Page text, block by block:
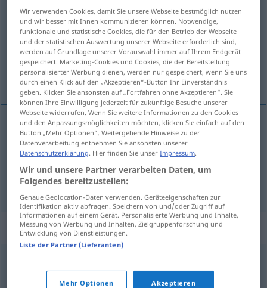
Abschlussm
Übersicht aller Übersetzungen
(Für mehr Details die Übersetzung anklicken/antippen)
завршетак, спрема стручна
завршетак Abschluss
спрема(стручна) Abschluss
Synonyme für "Abschluss"
Wir verwenden Cookies, damit Sie unsere Webseite bestmöglich nutzen
und wir besser mit Ihnen kommunizieren können. Notwendige,
funktionale und statistische Cookies, die für den Betrieb der Webseite
und der statistischen Auswertung unserer Webseite erforderlich sind,
werden auf Grundlage unserer Vorauswahl immer auf Ihrem Endgerät
gespeichert. Marketing-Cookies und Cookies, die der Bereitstellung
personalisierter Werbung dienen, werden nur gespeichert, wenn Sie uns
durch einen Klick auf den „Akzeptieren“-Button Ihr Einverständnis
geben. Klicken Sie ansonsten auf „Fortfahren ohne Akzeptieren“. Sie
können Ihre Einwilligung jederzeit für zukünftige Besuche unserer
Webseite widerrufen. Wenn Sie weitere Informationen zu den Cookies
und den Anpassungsmöglichkeiten möchten, klicken Sie einfach auf den
Button „Mehr Optionen“. Weitergehende Hinweise zu der
Datenverarbeitung entnehmen Sie ansonsten unserer
Datenschutzerklärung. Hier finden Sie unserImpressum.
Wir und unsere Partner verarbeiten Daten, um
Folgendes bereitzustellen:
Genaue Geolocation-Daten verwenden. Geräteeigenschaften zur
Identifikation aktiv abfragen. Speichern von und/oder Zugriff auf
Informationen auf einem Gerät. Personalisierte Werbung und Inhalte,
Messung von Werbung und Inhalten, Zielgruppenforschung und
Entwicklung von Dienstleistungen.
Liste der Partner (Lieferanten)
Mehr Optionen Akzeptieren